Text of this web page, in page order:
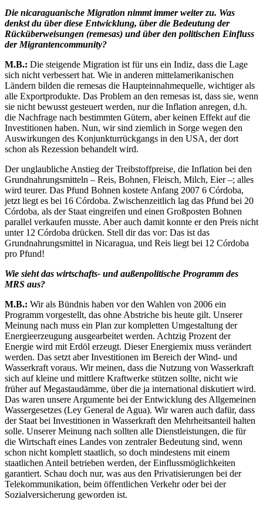
Die nicaraguanische Migration nimmt immer weiter zu. Was
denkst du über diese Entwicklung, über die Bedeutung der
Rücküberweisungen (remesas) und über den politischen Einfluss
der Migrantencommunity?
M.B.: Die steigende Migration ist für uns ein Indiz, dass die Lage
sich nicht verbessert hat. Wie in anderen mittelamerikanischen
Ländern bilden die remesas die Haupteinnahmequelle, wichtiger als
alle Exportprodukte. Das Problem an den remesas ist, dass sie, wenn
sie nicht bewusst gesteuert werden, nur die Inflation anregen, d.h.
die Nachfrage nach bestimmten Gütern, aber keinen Effekt auf die
Investitionen haben. Nun, wir sind ziemlich in Sorge wegen den
Auswirkungen des Konjunkturrückgangs in den USA, der dort
schon als Rezession behandelt wird.
Der unglaubliche Anstieg der Treibstoffpreise, die Inflation bei den
Grundnahrungsmitteln – Reis, Bohnen, Fleisch, Milch, Eier –; alles
wird teurer. Das Pfund Bohnen kostete Anfang 2007 6 Córdoba,
jetzt liegt es bei 16 Córdoba. Zwischenzeitlich lag das Pfund bei 20
Córdoba, als der Staat eingreifen und einen Großposten Bohnen
parallel verkaufen musste. Aber auch damit konnte er den Preis nicht
unter 12 Córdoba drücken. Stell dir das vor: Das ist das
Grundnahrungsmittel in Nicaragua, und Reis liegt bei 12 Córdoba
pro Pfund!
Wie sieht das wirtschafts- und außenpolitische Programm des
MRS aus?
M.B.: Wir als Bündnis haben vor den Wahlen von 2006 ein
Programm vorgestellt, das ohne Abstriche bis heute gilt. Unserer
Meinung nach muss ein Plan zur kompletten Umgestaltung der
Energieerzeugung ausgearbeitet werden. Achtzig Prozent der
Energie wird mit Erdöl erzeugt. Dieser Energiemix muss verändert
werden. Das setzt aber Investitionen im Bereich der Wind- und
Wasserkraft voraus. Wir meinen, dass die Nutzung von Wasserkraft
sich auf kleine und mittlere Kraftwerke stützen sollte, nicht wie
früher auf Megastaudämme, über die ja international diskutiert wird.
Das waren unsere Argumente bei der Entwicklung des Allgemeinen
Wassergesetzes (Ley General de Agua). Wir waren auch dafür, dass
der Staat bei Investitionen in Wasserkraft den Mehrheitsanteil halten
solle. Unserer Meinung nach sollten alle Dienstleistungen, die für
die Wirtschaft eines Landes von zentraler Bedeutung sind, wenn
schon nicht komplett staatlich, so doch mindestens mit einem
staatlichen Anteil betrieben werden, der Einflussmöglichkeiten
garantiert. Schau doch nur, was aus den Privatisierungen bei der
Telekommunikation, beim öffentlichen Verkehr oder bei der
Sozialversicherung geworden ist.